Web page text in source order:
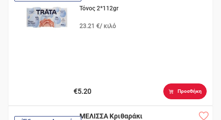
Τόνος 2*112gr
23.21 €/ κιλό
€5.20 Προσθήκη
ΜΕΛΙΣΣΑ Κριθαράκι